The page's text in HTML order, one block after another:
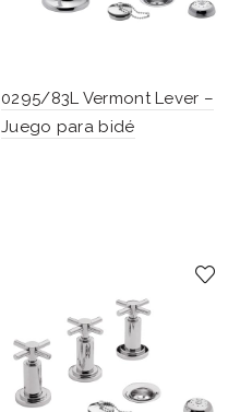
0295/83L Vermont Lever –
Juego para bidé